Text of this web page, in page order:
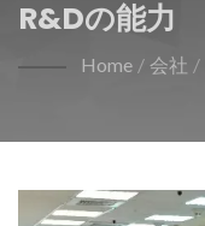
R&Dの能力
Home / 会社 /